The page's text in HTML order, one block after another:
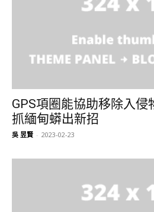
GPS項圈能協助移除入侵
抓緬甸蟒出新招
吳 昱賢 - 2023-02-23